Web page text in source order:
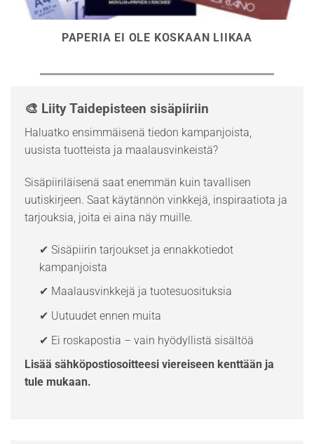
PAPERIA EI OLE KOSKAAN LIIKAA
🎨 Liity Taidepisteen sisäpiiriin
Haluatko ensimmäisenä tiedon kampanjoista,
uusista tuotteista ja maalausvinkeistä?
Sisäpiiriläisenä saat enemmän kuin tavallisen
uutiskirjeen. Saat käytännön vinkkejä, inspiraatiota ja
tarjouksia, joita ei aina näy muille.
✔ Sisäpiirin tarjoukset ja ennakkotiedot
kampanjoista
✔ Maalausvinkkejä ja tuotesuosituksia
✔ Uutuudet ennen muita
✔ Ei roskapostia – vain hyödyllistä sisältöä
Lisää sähköpostiosoitteesi viereiseen kenttään ja
tule mukaan.